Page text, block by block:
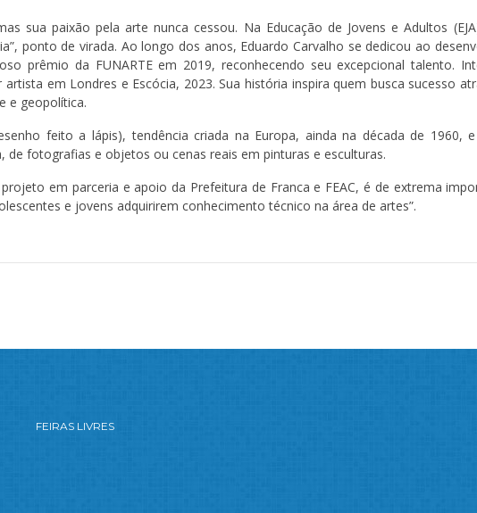
sua paixão pela arte nunca cessou. Na Educação de Jovens e Adultos
ponto de virada. Ao longo dos anos, Eduardo Carvalho se dedicou ao
prêmio da FUNARTE em 2019, reconhecendo seu excepcional talento.
em Londres e Escócia, 2023. Sua história inspira quem busca sucesso
e geopolítica.
feito a lápis), tendência criada na Europa, ainda na década de 1960,
fotografias e objetos ou cenas reais em pinturas e esculturas.
em parceria e apoio da Prefeitura de Franca e FEAC, é de extrema
e jovens adquirirem conhecimento técnico na área de artes”.
FEIRAS LIVRES